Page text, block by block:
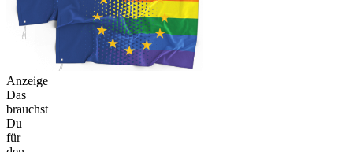
Anzeige
Das
brauchst
Du
für